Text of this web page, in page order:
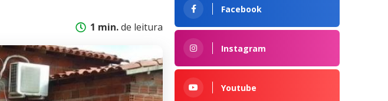
1 min.de leitura
Facebook
Instagram
Youtube